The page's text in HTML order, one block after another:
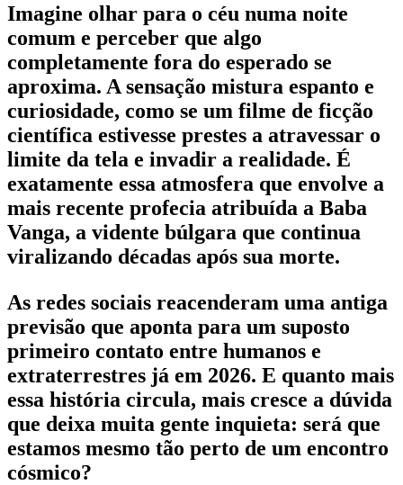
Imagine olhar para o céu numa noite
comum e perceber que algo
completamente fora do esperado se
aproxima. A sensação mistura espanto e
curiosidade, como se um filme de ficção
científica estivesse prestes a atravessar o
limite da tela e invadir a realidade. É
exatamente essa atmosfera que envolve a
mais recente profecia atribuída a Baba
Vanga, a vidente búlgara que continua
viralizando décadas após sua morte.
As redes sociais reacenderam uma antiga
previsão que aponta para um suposto
primeiro contato entre humanos e
extraterrestres já em 2026. E quanto mais
essa história circula, mais cresce a dúvida
que deixa muita gente inquieta: será que
estamos mesmo tão perto de um encontro
cósmico?